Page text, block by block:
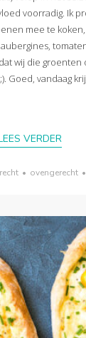
voorradig. Ik
mee te
wij die groenten
Goed, vandaag
VERDER
• ovengerecht •